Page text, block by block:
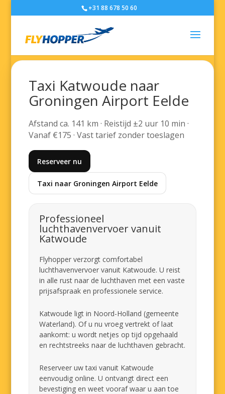
+31 88 678 50 60
Taxi Katwoude naar
Groningen Airport Eelde
Afstand ca. 141 km · Reistijd ±2 uur 10 min ·
Vanaf €175 · Vast tarief zonder toeslagen
Reserveer nu
Taxi naar Groningen Airport Eelde
Professioneel
luchthavenvervoer vanuit
Katwoude
Flyhopper verzorgt comfortabel
luchthavenvervoer vanuit Katwoude. U reist
in alle rust naar de luchthaven met een vaste
prijsafspraak en professionele service.
Katwoude ligt in Noord-Holland (gemeente
Waterland). Of u nu vroeg vertrekt of laat
aankomt: u wordt netjes op tijd opgehaald
en rechtstreeks naar de luchthaven gebracht.
Reserveer uw taxi vanuit Katwoude
eenvoudig online. U ontvangt direct een
bevestiging en weet vooraf waar u aan toe